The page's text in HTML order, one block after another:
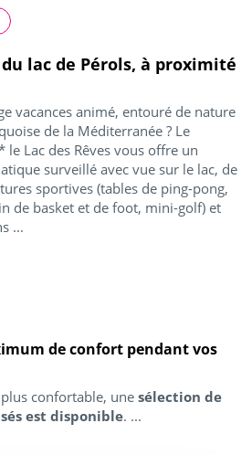
lac de Pérols, à proximité
vacances animé, entouré de nature
de la Méditerranée ? Le
Lac des Rêves vous offre un
surveillé avec vue sur le lac, de
sportives (tables de ping-pong,
de basket et de foot, mini-golf) et
...
de confort pendant vos
confortable, une sélection de
est disponible. ...